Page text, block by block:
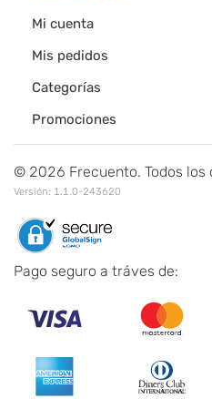
Mi cuenta
Mis pedidos
Categorías
Promociones
© 2026 Frecuento. Todos
Versión: 1.1.0-243620
Pago seguro a tráves de: